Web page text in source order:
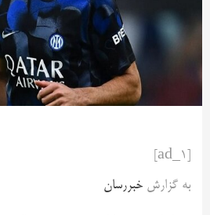
به گزارش خبررسان